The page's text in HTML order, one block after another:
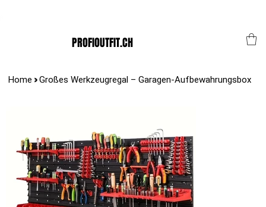
PROFIOUTFIT.CH
Home >Großes Werkzeugregal – Garagen-Aufbewahrungsbox